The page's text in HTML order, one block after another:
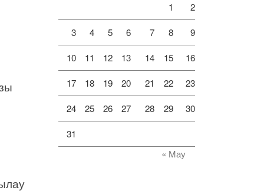
1 2
3 4 5 6 7 8 9
10 11 12 13 14 15 16
17 18 19 20 21 22 23
24 25 26 27 28 29 30
31
« Мау